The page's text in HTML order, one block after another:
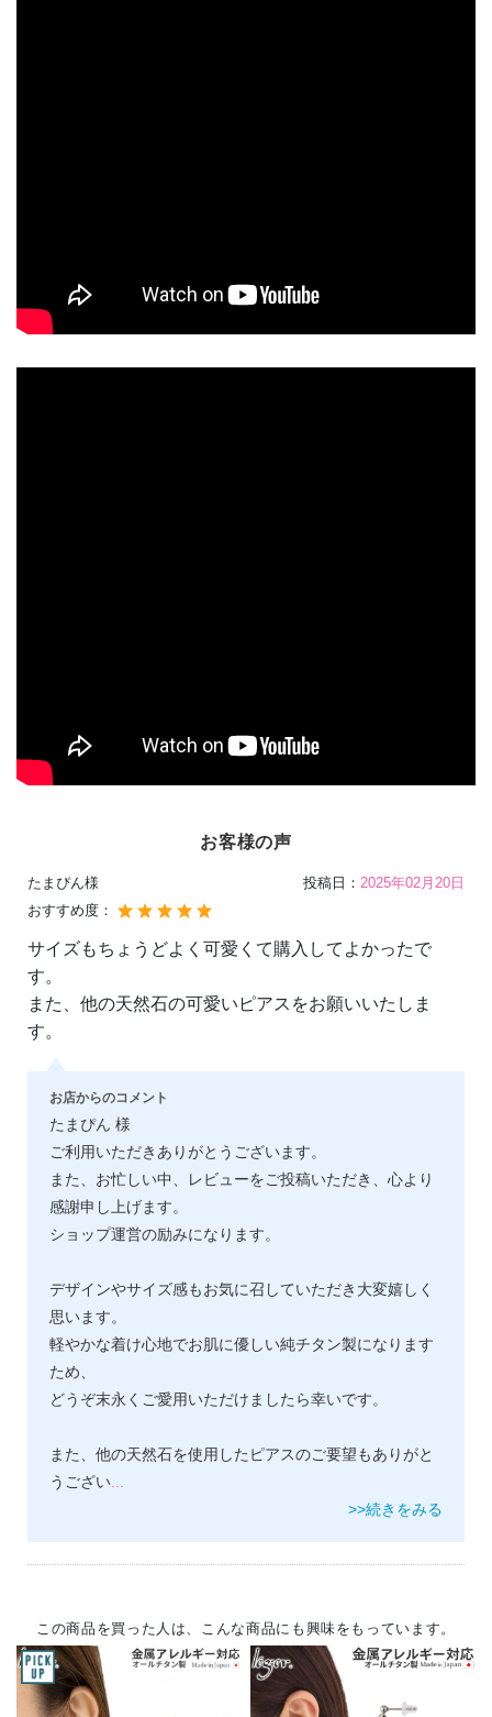
お客様の声
たまぴん様 投稿日： 2025年02月20日
おすすめ度：
サイズもちょうどよく可愛くて購入してよかったで
す。
また、他の天然石の可愛いピアスをお願いいたしま
す。
お店からのコメント
たまぴん 様
ご利用いただきありがとうございます。
また、お忙しい中、レビューをご投稿いただき、心より
感謝申し上げます。
ショップ運営の励みになります。
デザインやサイズ感もお気に召していただき大変嬉しく
思います。
軽やかな着け心地でお肌に優しい純チタン製になります
ため、
どうぞ末永くご愛用いただけましたら幸いです。
また、他の天然石を使用したピアスのご要望もありがと
うござい...
>>続きをみる
この商品を買った人は、こんな商品にも興味をもっています。